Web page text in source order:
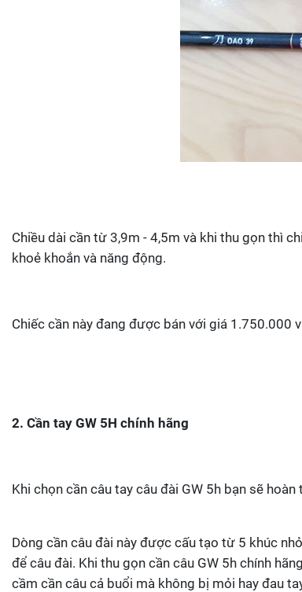
Chiều dài cần từ 3,9m - 4,5m và khi thu gọn thì
khoẻ khoắn và năng động.
Chiếc cần này đang được bán với giá 1.750.000
2. Cần tay GW 5H chính hãng
Khi chọn cần câu tay câu đài GW 5h bạn sẽ
Dòng cần câu đài này được cấu tạo từ 5 khúc
để câu đài. Khi thu gọn cần câu GW 5h chính
cầm cần câu cả buổi mà không bị mỏi hay đau